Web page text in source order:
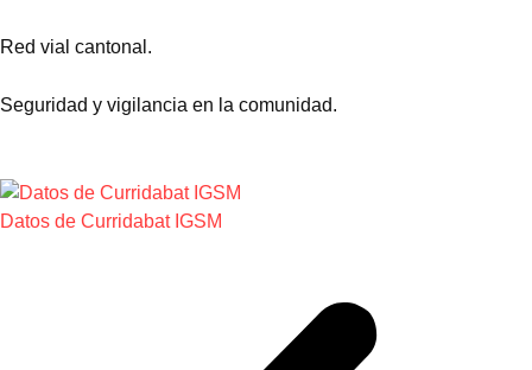
Red vial cantonal.
Seguridad y vigilancia en la comunidad.
Datos de Curridabat IGSM